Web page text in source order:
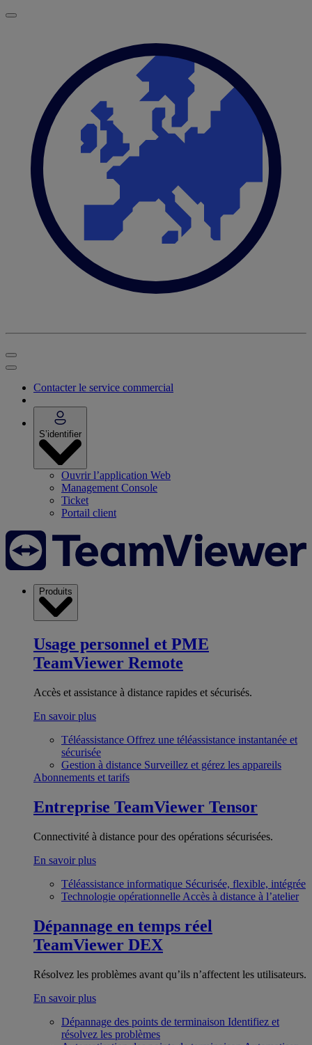
Contacter le service commercial
S’identifier
Ouvrir l’application Web
Management Console
Ticket
Portail client
Produits
Usage personnel et PME
TeamViewer Remote
Accès et assistance à distance rapides et sécurisés.
En savoir plus
Téléassistance Offrez une téléassistance instantanée et
sécurisée
Gestion à distance Surveillez et gérez les appareils
Abonnements et tarifs
Entreprise TeamViewer Tensor
Connectivité à distance pour des opérations sécurisées.
En savoir plus
Téléassistance informatique Sécurisée, flexible, intégrée
Technologie opérationnelle Accès à distance à l’atelier
Dépannage en temps réel
TeamViewer DEX
Résolvez les problèmes avant qu’ils n’affectent les utilisateurs.
En savoir plus
Dépannage des points de terminaison Identifiez et
résolvez les problèmes